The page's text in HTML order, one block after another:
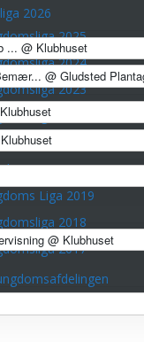
2026
2025
2024
2023
2022
2021
Liga 2020
Liga 2019
2018
2017
... @ Klubhuset
@ Gludsted
@ Klubhuset